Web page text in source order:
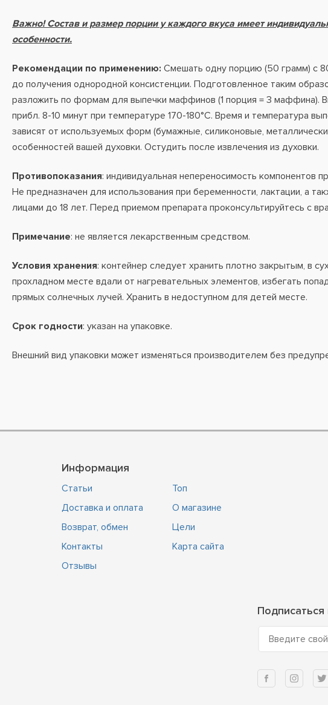
Важно! Состав и размер порции у каждого вкуса имеет
особенности.
Рекомендации по применению: Смешать одну порцию (50 грамм) с
до получения однородной консистенции. Подготовленное таким
разложить по формам для выпечки маффинов (1 порция = 3 маффина).
прибл. 8-10 минут при температуре 170-180°С. Время и температура
зависят от используемых форм (бумажные, силиконовые,
особенностей вашей духовки. Остудить после извлечения из духовки.
Противопоказания: индивидуальная непереносимость компонентов
Не предназначен для использования при беременности, лактации, а
лицами до 18 лет. Перед приемом препарата проконсультируйтесь с
Примечание: не является лекарственным средством.
Условия хранения: контейнер следует хранить плотно закрытым, в
прохладном месте вдали от нагревательных элементов, избегать
прямых солнечных лучей. Хранить в недоступном для детей месте.
Срок годности: указан на упаковке.
Внешний вид упаковки может изменяться производителем без
Информация
Статьи
Доставка и оплата
Возврат, обмен
Контакты
Отзывы
Топ
О магазине
Цели
Карта сайта
Подписаться
Введите